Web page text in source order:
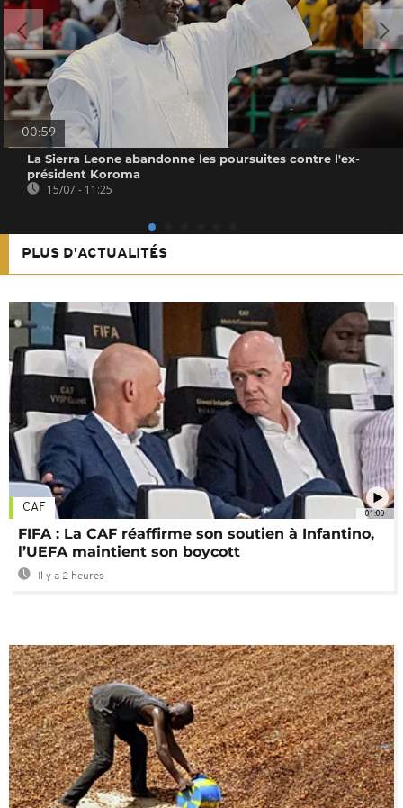
00:59
La Sierra Leone abandonne les poursuites contre l'ex-
président Koroma
15/07 - 11:25
PLUS D'ACTUALITÉS
01:00
CAF
FIFA : La CAF réaffirme son soutien à Infantino,
l’UEFA maintient son boycott
Il y a 2 heures